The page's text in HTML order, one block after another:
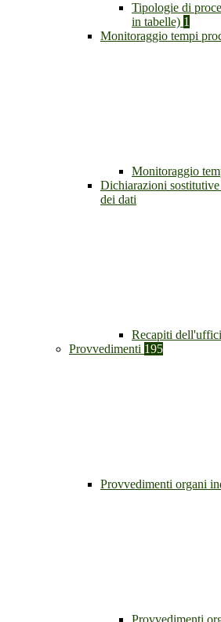
Tipologie di
in tabelle) 1
Monitoraggio tempi
Monitoraggio
Dichiarazioni
dei dati
Recapiti
Provvedimenti 195
Provvedimenti organi